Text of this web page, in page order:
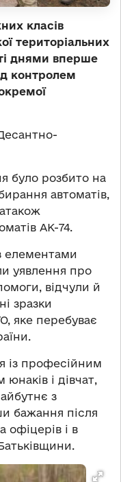
класів
територіальних
днями вперше
контролем
було розбито на
автоматів,
АК-74.
елементами
уявлення про
відчули й
зразки
яке перебуває
із професійним
і дівчат,
з
бажання після
офіцерів і в